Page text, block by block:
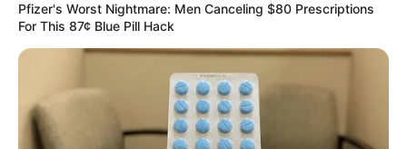
Pfizer's Worst Nightmare: Men Canceling $80 Prescriptions
For This 87¢ Blue Pill Hack